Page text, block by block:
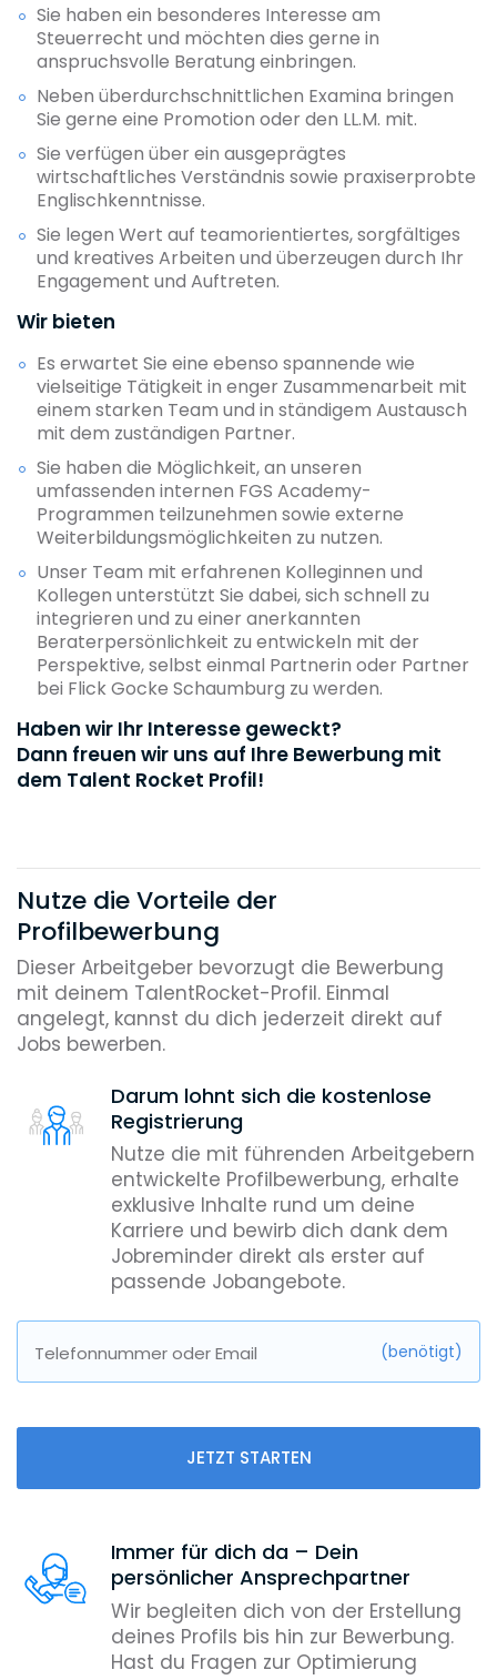
Sie haben ein besonderes Interesse am
Steuerrecht und möchten dies gerne in
anspruchsvolle Beratung einbringen.
Neben überdurchschnittlichen Examina bringen
Sie gerne eine Promotion oder den LL.M. mit.
Sie verfügen über ein ausgeprägtes
wirtschaftliches Verständnis sowie praxiserprobte
Englischkenntnisse.
Sie legen Wert auf teamorientiertes, sorgfältiges
und kreatives Arbeiten und überzeugen durch Ihr
Engagement und Auftreten.
Wir bieten
Es erwartet Sie eine ebenso spannende wie
vielseitige Tätigkeit in enger Zusammenarbeit mit
einem starken Team und in ständigem Austausch
mit dem zuständigen Partner.
Sie haben die Möglichkeit, an unseren
umfassenden internen FGS Academy-
Programmen teilzunehmen sowie externe
Weiterbildungsmöglichkeiten zu nutzen.
Unser Team mit erfahrenen Kolleginnen und
Kollegen unterstützt Sie dabei, sich schnell zu
integrieren und zu einer anerkannten
Beraterpersönlichkeit zu entwickeln mit der
Perspektive, selbst einmal Partnerin oder Partner
bei Flick Gocke Schaumburg zu werden.
Haben wir Ihr Interesse geweckt?
Dann freuen wir uns auf Ihre Bewerbung mit
dem Talent Rocket Profil!
Nutze die Vorteile der
Profilbewerbung
Dieser Arbeitgeber bevorzugt die Bewerbung
mit deinem TalentRocket-Profil. Einmal
angelegt, kannst du dich jederzeit direkt auf
Jobs bewerben.
Darum lohnt sich die kostenlose
Registrierung
Nutze die mit führenden Arbeitgebern
entwickelte Profilbewerbung, erhalte
exklusive Inhalte rund um deine
Karriere und bewirb dich dank dem
Jobreminder direkt als erster auf
passende Jobangebote.
Telefonnummer oder Email (benötigt)
JETZT STARTEN
Immer für dich da – Dein
persönlicher Ansprechpartner
Wir begleiten dich von der Erstellung
deines Profils bis hin zur Bewerbung.
Hast du Fragen zur Optimierung